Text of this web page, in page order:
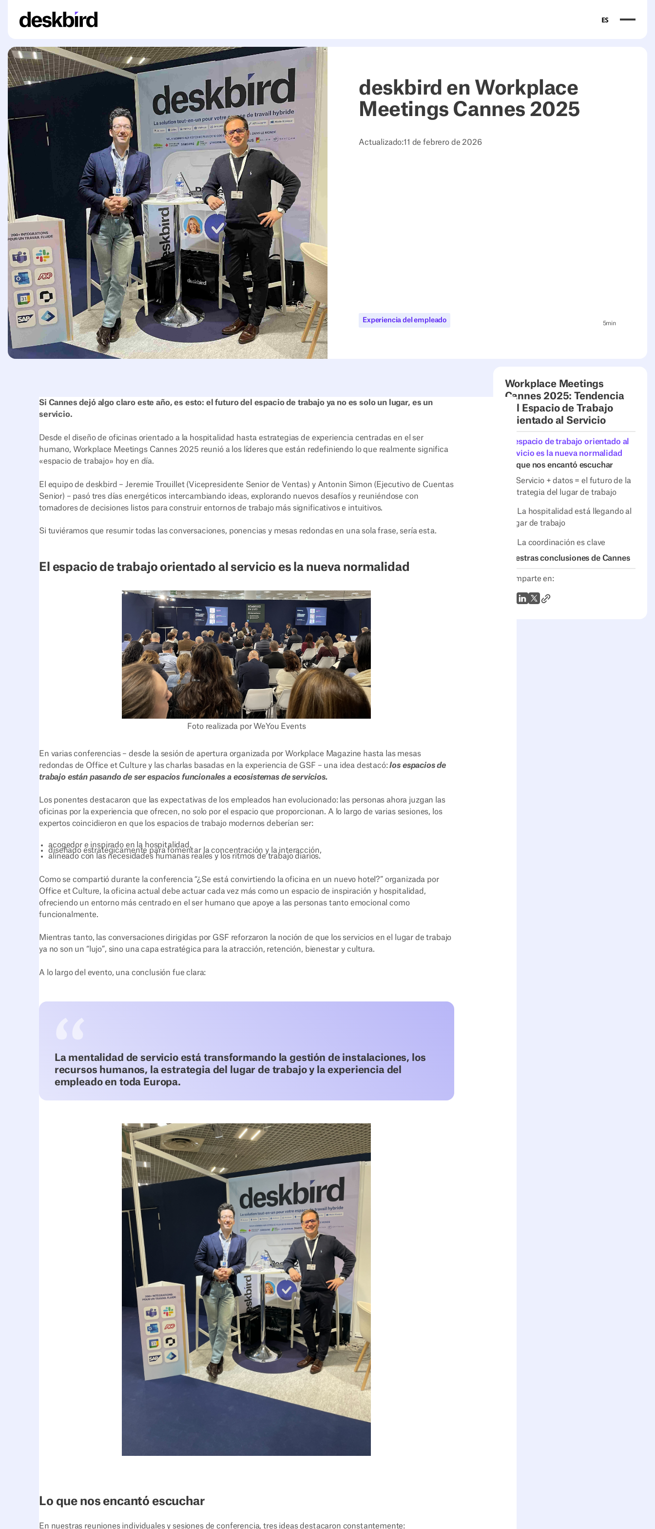
ES
deskbird en Workplace
Meetings Cannes 2025
Actualizado:11 de febrero de 2026
Experiencia del empleado 5min
Workplace Meetings
Cannes 2025: Tendencia
del Espacio de Trabajo
Orientado al Servicio
El espacio de trabajo orientado al
servicio es la nueva normalidad
Lo que nos encantó escuchar
1. Servicio + datos = el futuro de la
estrategia del lugar de trabajo
2. La hospitalidad está llegando al
lugar de trabajo
3. La coordinación es clave
Nuestras conclusiones de Cannes
Comparte en:
WhatsApp
LinkedIn
X (Twitter)
Enlace al artículo
Si Cannes dejó algo claro este año, es esto: el futuro del espacio de trabajo ya no es solo un lugar, es un
servicio.
Desde el diseño de oficinas orientado a la hospitalidad hasta estrategias de experiencia centradas en el ser
humano, Workplace Meetings Cannes 2025 reunió a los líderes que están redefiniendo lo que realmente significa
«espacio de trabajo» hoy en día.
El equipo de deskbird – Jeremie Trouillet (Vicepresidente Senior de Ventas) y Antonin Simon (Ejecutivo de Cuentas
Senior) – pasó tres días energéticos intercambiando ideas, explorando nuevos desafíos y reuniéndose con
tomadores de decisiones listos para construir entornos de trabajo más significativos e intuitivos.
Si tuviéramos que resumir todas las conversaciones, ponencias y mesas redondas en una sola frase, sería esta.
El espacio de trabajo orientado al servicio es la nueva normalidad
Foto realizada por WeYou Events
En varias conferencias – desde la sesión de apertura organizada por Workplace Magazine hasta las mesas
redondas de Office et Culture y las charlas basadas en la experiencia de GSF – una idea destacó:los espacios de
trabajo están pasando de ser espacios funcionales a ecosistemas de servicios.
Los ponentes destacaron que las expectativas de los empleados han evolucionado: las personas ahora juzgan las
oficinas por la experiencia que ofrecen, no solo por el espacio que proporcionan. A lo largo de varias sesiones, los
expertos coincidieron en que los espacios de trabajo modernos deberían ser:
acogedor e inspirado en la hospitalidad,
diseñado estratégicamente para fomentar la concentración y la interacción,
alineado con las necesidades humanas reales y los ritmos de trabajo diarios.
Como se compartió durante la conferencia “¿Se está convirtiendo la oficina en un nuevo hotel?” organizada por
Office et Culture, la oficina actual debe actuar cada vez más como un espacio de inspiración y hospitalidad,
ofreciendo un entorno más centrado en el ser humano que apoye a las personas tanto emocional como
funcionalmente.
Mientras tanto, las conversaciones dirigidas por GSF reforzaron la noción de que los servicios en el lugar de trabajo
ya no son un “lujo”, sino una capa estratégica para la atracción, retención, bienestar y cultura.
A lo largo del evento, una conclusión fue clara:
La mentalidad de servicio está transformando la gestión de instalaciones, los
recursos humanos, la estrategia del lugar de trabajo y la experiencia del
empleado en toda Europa.
Lo que nos encantó escuchar
En nuestras reuniones individuales y sesiones de conferencia, tres ideas destacaron constantemente: